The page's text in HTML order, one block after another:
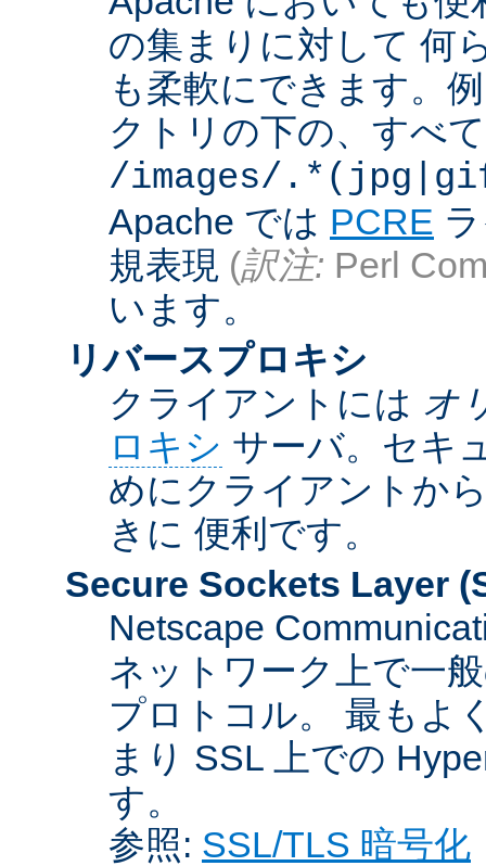
の集まりに対して 何
も柔軟にできます。
クトリの下の、すべ
/images/
Apache では PCRE
規表現 (訳注: Perl
います。
リバースプロキシ
クライアントには オ
ロキシ サーバ。セキ
めにクライアントか
きに 便利です。
Secure Sockets Layer
Netscape
ネットワーク上で一
プロトコル。 最もよ
まり SSL 上での
す。
参照: SSL/TLS 暗号化